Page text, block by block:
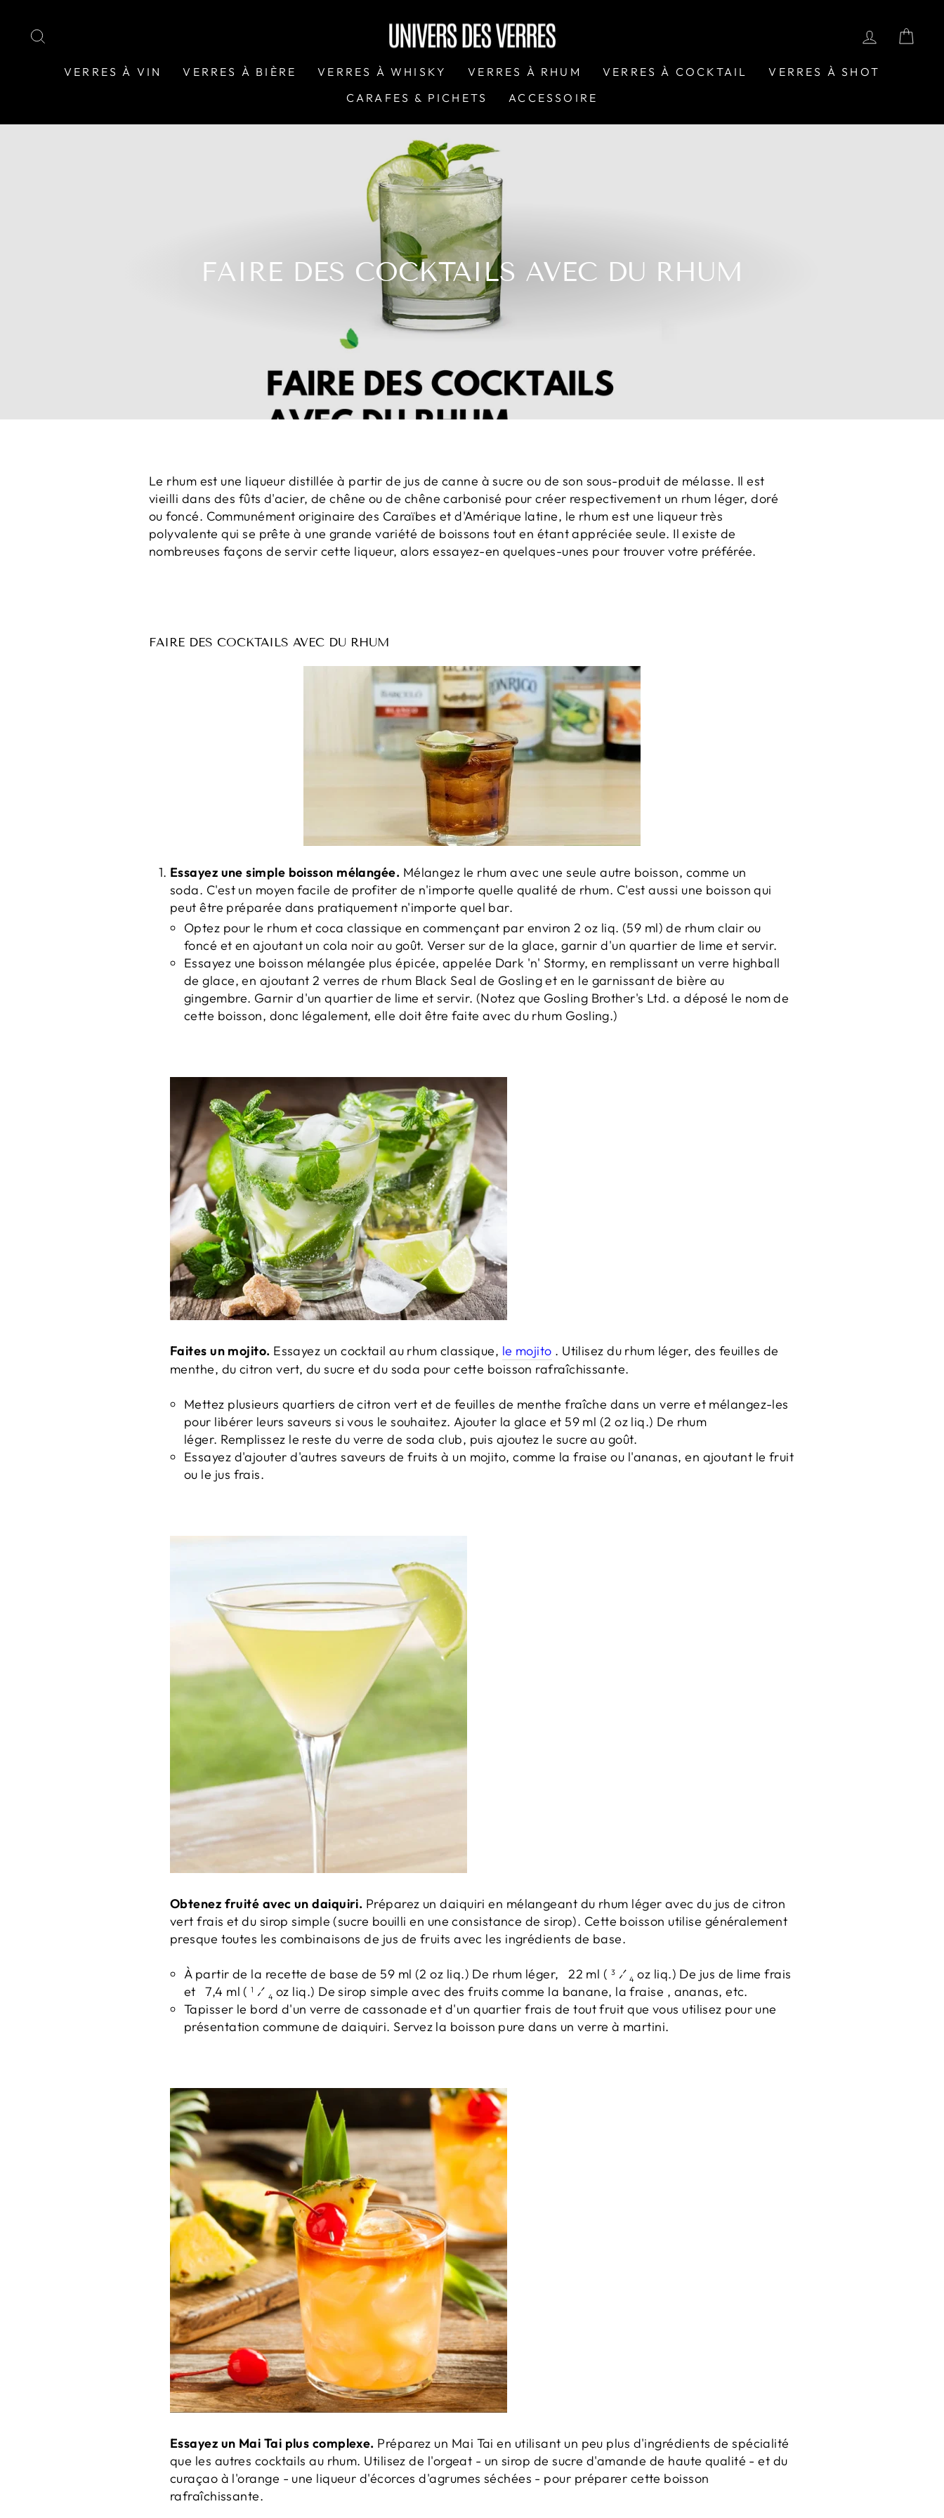
contenu
SE
VERRES À VIN VERRES À BIÈRE VERRES À WHISKY VERRES À RHUM VERRES À COCKTAIL
VERRES À SHOT
CARAFES & PICHETS
ACCESSOIRE
FAIRE DES COCKTAILS AVEC DU RHUM
Le rhum est une liqueur distillée à partir de jus de canne à sucre ou de son sous-produit de mélasse. Il est
vieilli dans des fûts d'acier, de chêne ou de chêne carbonisé pour créer respectivement un rhum léger, doré
ou foncé. Communément originaire des Caraïbes et d'Amérique latine, le rhum est une liqueur très
polyvalente qui se prête à une grande variété de boissons tout en étant appréciée seule. Il existe de
nombreuses façons de servir cette liqueur, alors essayez-en quelques-unes pour trouver votre préférée.
FAIRE DES COCKTAILS AVEC DU RHUM
Essayez une simple boisson mélangée. Mélangez le rhum avec une seule autre boisson, comme un
soda. C'est un moyen facile de profiter de n'importe quelle qualité de rhum. C'est aussi une boisson qui
peut être préparée dans pratiquement n'importe quel bar.
Optez pour le rhum et coca classique en commençant par environ 2 oz liq. (59 ml) de rhum clair ou
foncé et en ajoutant un cola noir au goût. Verser sur de la glace, garnir d'un quartier de lime et servir.
Essayez une boisson mélangée plus épicée, appelée Dark 'n' Stormy, en remplissant un verre highball
de glace, en ajoutant 2 verres de rhum Black Seal de Gosling et en le garnissant de bière au
gingembre. Garnir d'un quartier de lime et servir. (Notez que Gosling Brother's Ltd. a déposé le nom de
cette boisson, donc légalement, elle doit être faite avec du rhum Gosling.)
Faites un mojito. Essayez un cocktail au rhum classique, le mojito . Utilisez du rhum léger, des feuilles de
menthe, du citron vert, du sucre et du soda pour cette boisson rafraîchissante.
Mettez plusieurs quartiers de citron vert et de feuilles de menthe fraîche dans un verre et mélangez-les
pour libérer leurs saveurs si vous le souhaitez. Ajouter la glace et 59 ml (2 oz liq.) De rhum
léger. Remplissez le reste du verre de soda club, puis ajoutez le sucre au goût.
Essayez d'ajouter d'autres saveurs de fruits à un mojito, comme la fraise ou l'ananas, en ajoutant le fruit
ou le jus frais.
Obtenez fruité avec un daiquiri. Préparez un daiquiri en mélangeant du rhum léger avec du jus de citron
vert frais et du sirop simple (sucre bouilli en une consistance de sirop). Cette boisson utilise généralement
presque toutes les combinaisons de jus de fruits avec les ingrédients de base.
À partir de la recette de base de 59 ml (2 oz liq.) De rhum léger, 22 ml ( 3 ⁄ 4 oz liq.) De jus de lime frais
et
7,4 ml ( 1 ⁄ 4 oz liq.) De sirop simple avec des fruits comme la banane, la fraise , ananas, etc.
Tapisser le bord d'un verre de cassonade et d'un quartier frais de tout fruit que vous utilisez pour une
présentation commune de daiquiri. Servez la boisson pure dans un verre à martini.
Essayez un Mai Tai plus complexe. Préparez un Mai Tai en utilisant un peu plus d'ingrédients de spécialité
que les autres cocktails au rhum. Utilisez de l'orgeat - un sirop de sucre d'amande de haute qualité - et du
curaçao à l'orange - une liqueur d'écorces d'agrumes séchées - pour préparer cette boisson
rafraîchissante.